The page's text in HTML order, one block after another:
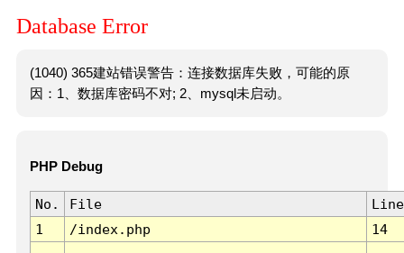
Database Error
(1040) 365建站错误警告：连接数据库失败，可能的原
因：1、数据库密码不对; 2、mysql未启动。
PHP Debug
No. File
Line
1
/index.php 14